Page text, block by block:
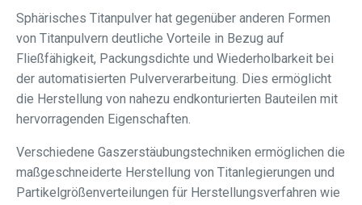
Sphärisches Titanpulver hat gegenüber anderen Formen
von Titanpulvern deutliche Vorteile in Bezug auf
Fließfähigkeit, Packungsdichte und Wiederholbarkeit bei
der automatisierten Pulververarbeitung. Dies ermöglicht
die Herstellung von nahezu endkonturierten Bauteilen mit
hervorragenden Eigenschaften.
Verschiedene Gaszerstäubungstechniken ermöglichen die
maßgeschneiderte Herstellung von Titanlegierungen und
Partikelgrößenverteilungen für Herstellungsverfahren wie